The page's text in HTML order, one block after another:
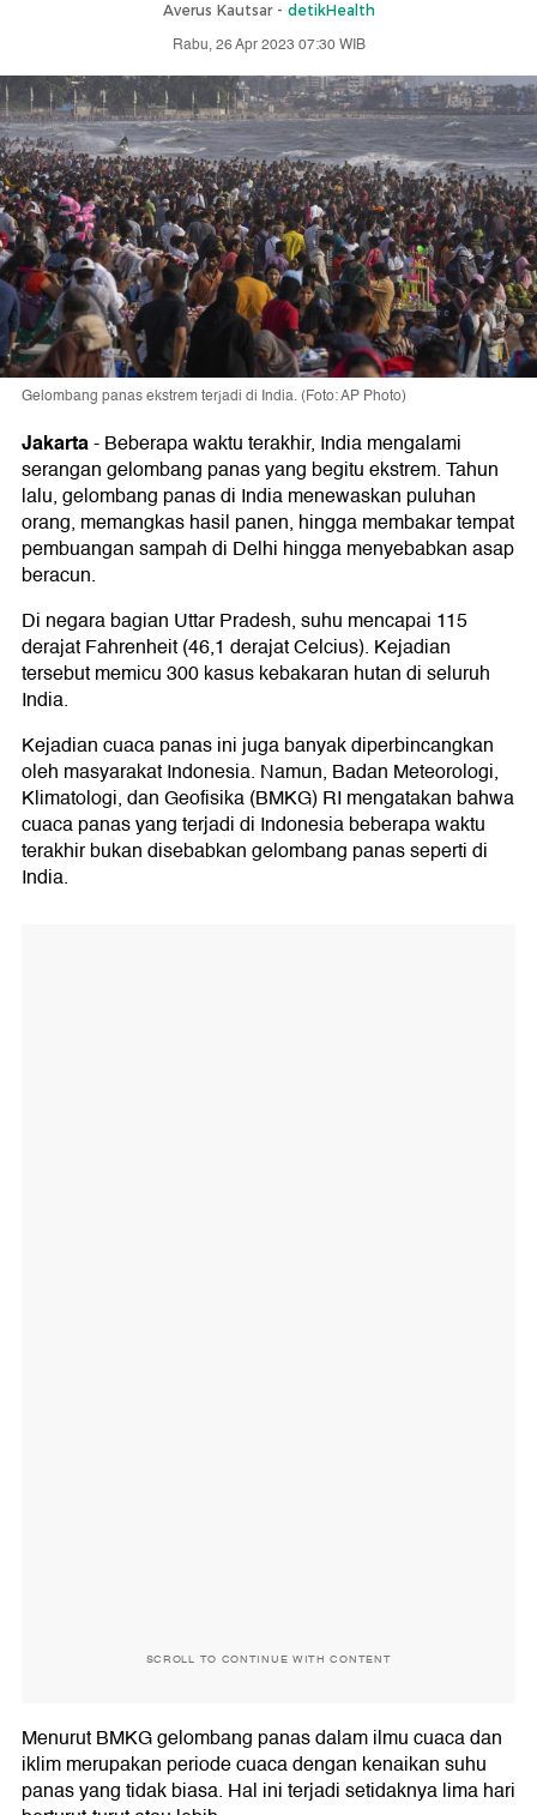
Averus Kautsar - detikHealth
Rabu, 26 Apr 2023 07:30 WIB
Gelombang panas ekstrem terjadi di India. (Foto: AP Photo)
Jakarta-Beberapa waktu terakhir, India mengalami
serangan gelombang panas yang begitu ekstrem. Tahun
lalu, gelombang panas di India menewaskan puluhan
orang, memangkas hasil panen, hingga membakar tempat
pembuangan sampah di Delhi hingga menyebabkan asap
beracun.
Di negara bagian Uttar Pradesh, suhu mencapai 115
derajat Fahrenheit (46,1 derajat Celcius). Kejadian
tersebut memicu 300 kasus kebakaran hutan di seluruh
India.
Kejadian cuaca panas ini juga banyak diperbincangkan
oleh masyarakat Indonesia. Namun, Badan Meteorologi,
Klimatologi, dan Geofisika (BMKG) RI mengatakan bahwa
cuaca panas yang terjadi di Indonesia beberapa waktu
terakhir bukan disebabkan gelombang panas seperti di
India.
SCROLL TO CONTINUE WITH CONTENT
Menurut BMKG gelombang panas dalam ilmu cuaca dan
iklim merupakan periode cuaca dengan kenaikan suhu
panas yang tidak biasa. Hal ini terjadi setidaknya lima hari